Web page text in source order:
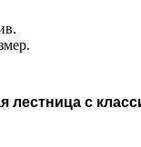
лестница с